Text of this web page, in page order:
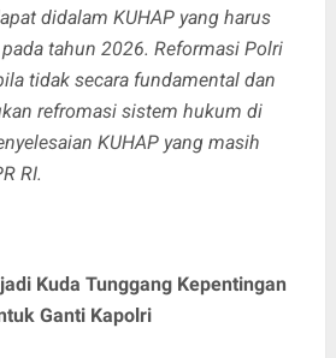
didalam KUHAP yang harus
tahun 2026. Reformasi Polri
tidak secara fundamental dan
refromasi sistem hukum di
KUHAP yang masih
RI.
Kuda Tunggang Kepentingan
Ganti Kapolri